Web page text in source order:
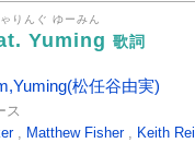
りんぐ ゆーみん
Yuming 歌詞
松任谷由実)
ス
, Matthew Fisher , Keith